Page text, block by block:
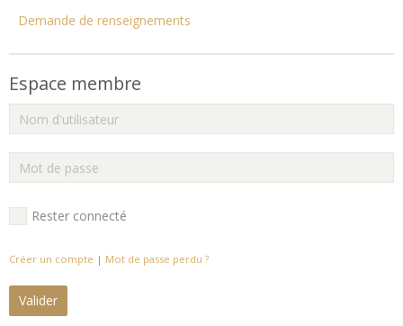
Demande de renseignements
Espace membre
Rester connecté
Créer un compte | Mot de passe perdu ?
Valider